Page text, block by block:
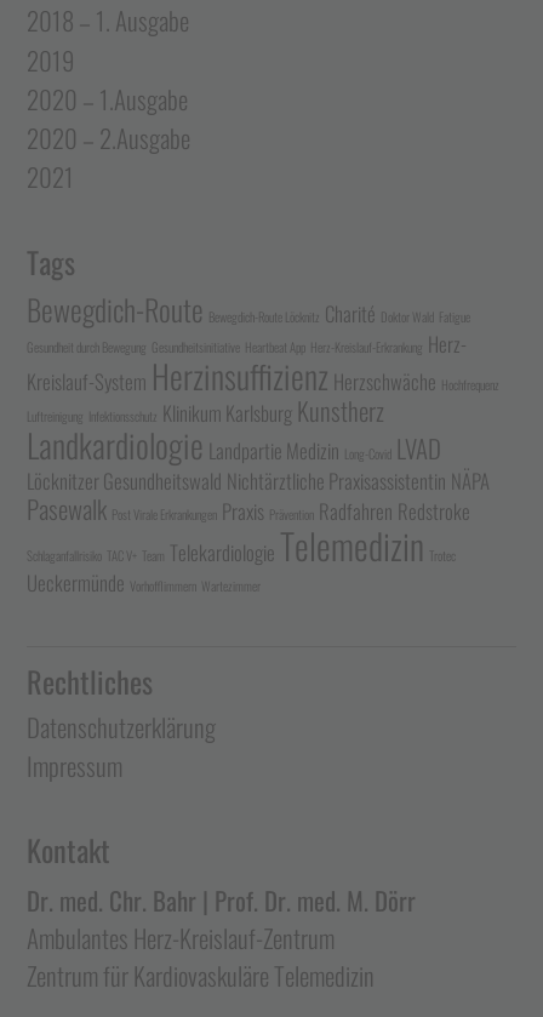
2018 – 1. Ausgabe
2019
2020 – 1.Ausgabe
2020 – 2.Ausgabe
2021
Tags
Bewegdich-Route Bewegdich-Route Löcknitz Charité Doktor Wald Fatigue
Gesundheit durch Bewegung
Gesundheitsinitiative Heartbeat App Herz-Kreislauf-Erkrankung Herz-
Kreislauf-System Herzinsuffizienz Herzschwäche Hochfrequenz
Luftreinigung
Infektionsschutz Klinikum Karlsburg Kunstherz
Landkardiologie Landpartie Medizin Long-Covid LVAD
Löcknitzer Gesundheitswald Nichtärztliche Praxisassistentin NÄPA
Pasewalk Post Virale Erkrankungen Praxis Prävention Radfahren Redstroke
Schlaganfallrisiko TAC V+ Team Telekardiologie Telemedizin Trotec
Ueckermünde Vorhofflimmern Wartezimmer
Rechtliches
Datenschutzerklärung
Impressum
Kontakt
Dr. med. Chr. Bahr | Prof. Dr. med. M. Dörr
Ambulantes Herz-Kreislauf-Zentrum
Zentrum für Kardiovaskuläre Telemedizin